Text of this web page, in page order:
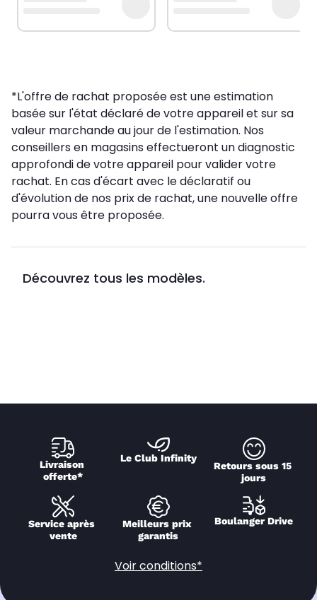
*L'offre de rachat proposée est une estimation
basée sur l'état déclaré de votre appareil et sur sa
valeur marchande au jour de l'estimation. Nos
conseillers en magasins effectueront un diagnostic
approfondi de votre appareil pour valider votre
rachat. En cas d'écart avec le déclaratif ou
d'évolution de nos prix de rachat, une nouvelle offre
pourra vous être proposée.
Découvrez tous les modèles.
Livraison
offerte*
Le Club Infinity
Retours sous 15
jours
Service après
vente
Meilleurs prix
garantis
Boulanger Drive
Voir conditions*